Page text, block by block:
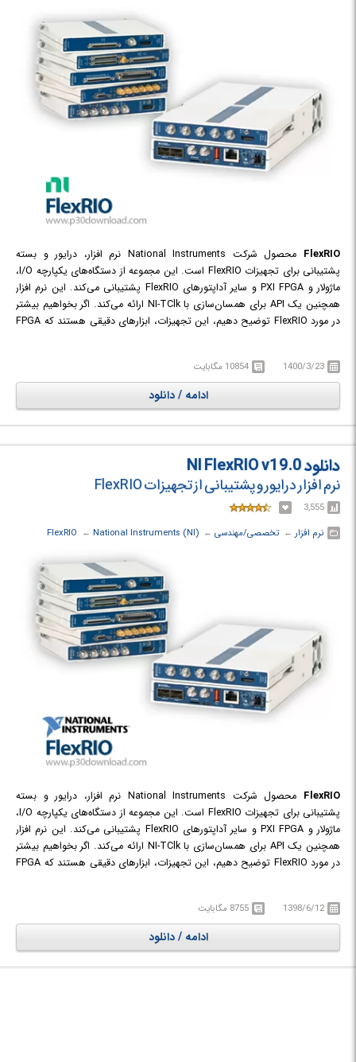
FlexRIO
محصول شرکت National Instruments نرم افزار، درایور و بسته
پشتیبانی برای تجهیزات FlexRIO است. این مجموعه از دستگاه‌های یکپارچه I/O،
ماژولار و PXI FPGA و سایر آداپتورهای FlexRIO پشتیبانی می‌کند. این نرم افزار
همچنین یک API برای همسان‌سازی با NI-TClk ارائه می‌کند. اگر بخواهیم بیشتر
در مورد FlexRIO توضیح دهیم، این تجهیزات، ابزارهای دقیقی هستند که FPGA
تکنولوژی‌های FPGA در تجهیزات رایج صنعتی پشتیبانی نموده و قادر است تا
کاربردهایی نوین با Sample Rate، پهنای باند، وضوح (Resolution) و تعداد
کانال‌های بیشتری را توسعه دهد.
1400/3/23 10854 مگابایت
ادامه / دانلود
دانلود NI FlexRIO v19.0
نرم افزار درایور و پشتیبانی از تجهیزات FlexRIO
3,555
نرم افزار ← ‏تخصصی/مهندسی ← ‏
National Instruments (NI)
← ‏
FlexRIO
FlexRIO
محصول شرکت National Instruments نرم افزار، درایور و بسته
پشتیبانی برای تجهیزات FlexRIO است. این مجموعه از دستگاه‌های یکپارچه I/O،
ماژولار و PXI FPGA و سایر آداپتورهای FlexRIO پشتیبانی می‌کند. این نرم افزار
همچنین یک API برای همسان‌سازی با NI-TClk ارائه می‌کند. اگر بخواهیم بیشتر
در مورد FlexRIO توضیح دهیم، این تجهیزات، ابزارهای دقیقی هستند که FPGA
تکنولوژی‌های FPGA در تجهیزات رایج صنعتی پشتیبانی نموده و قادر است تا
کاربردهایی نوین با Sample Rate، پهنای باند، وضوح (Resolution) و تعداد
کانال‌های بیشتری را توسعه دهد.
1398/6/12 8755 مگابایت
ادامه / دانلود